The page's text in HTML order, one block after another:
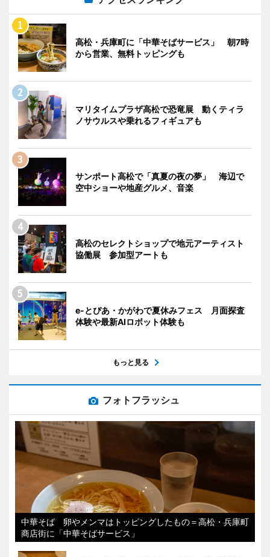
高松・兵庫町に「中華そばサービス」 朝7時
から営業、無料トッピングも
マリタイムプラザ高松で恐竜展 動くティラ
ノサウルスや乗れるフィギュアも
サンポート高松で「真夏の夜の夢」 海辺で
空中ショーや地産グルメ、音楽
高松のセレクトショップで地元アーティスト
協働展 参加型アートも
e-とぴあ・かがわで夏休みフェス 月面探査
体験や最新AIロボット体験も
もっと見る
フォトフラッシュ
中華そば 卵やメンマはトッピングしたもの＝高松・兵庫町
商店街に「中華そばサービス」